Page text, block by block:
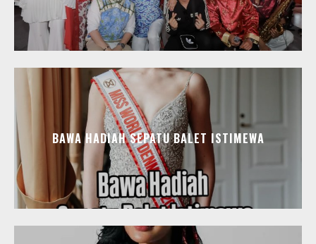
BAWA HADIAH SEPATU BALET ISTIMEWA